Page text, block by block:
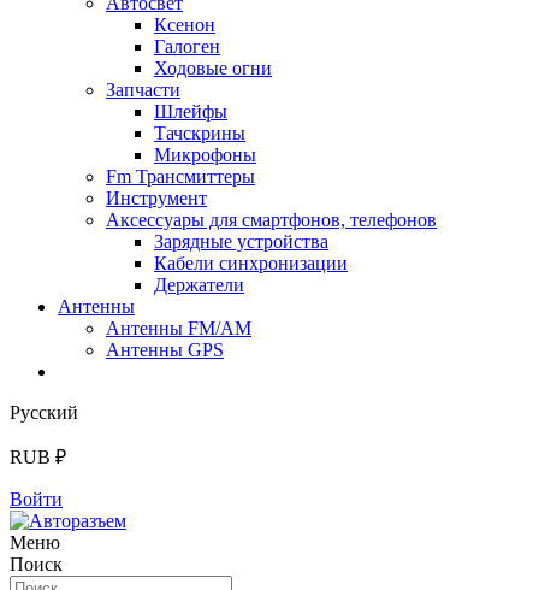
Ксенон
Галоген
Ходовые огни
Запчасти
Шлейфы
Тачскрины
Микрофоны
Fm Трансмиттеры
Инструмент
Аксессуары для смартфонов, телефонов
Зарядные устройства
Кабели синхронизации
Держатели
Антенны
Антенны FM/AM
Антенны GPS
Русский
RUB ₽
Войти
Меню
Поиск